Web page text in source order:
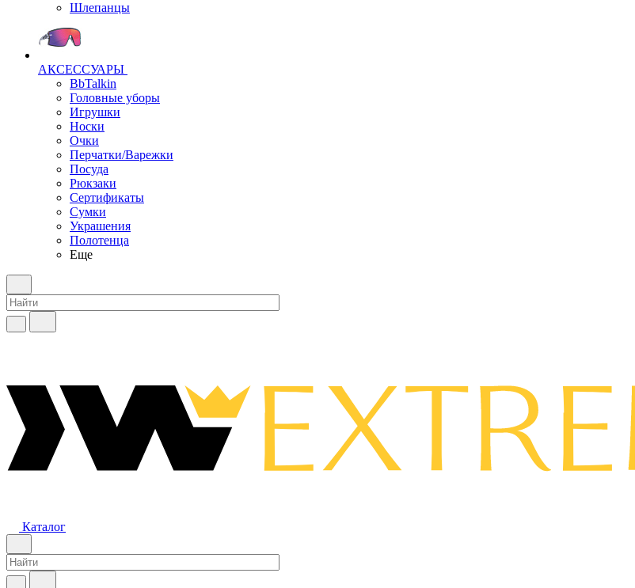
Шлепанцы
АКСЕССУАРЫ
BbTalkin
Головные уборы
Игрушки
Носки
Очки
Перчатки/Варежки
Посуда
Рюкзаки
Сертификаты
Сумки
Украшения
Полотенца
Еще
Каталог